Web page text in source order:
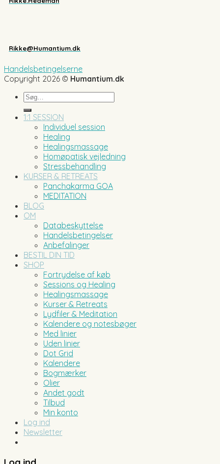
Rikke@Humantium.dk
Handelsbetingelserne
Copyright 2026 © Humantium.dk
Søg
efter:
1:1 SESSION
Individuel session
Healing
Healingsmassage
Homøpatisk vejledning
Stressbehandling
KURSER & RETREATS
Panchakarma GOA
MEDITATION
BLOG
OM
Databeskyttelse
Handelsbetingelser
Anbefalinger
BESTIL DIN TID
SHOP
Fortrydelse af køb
Sessions og Healing
Healingsmassage
Kurser & Retreats
Lydfiler & Meditation
Kalendere og notesbøger
Med linier
Uden linier
Dot Grid
Kalendere
Bogmærker
Olier
Andet godt
Tilbud
Min konto
Log ind
Newsletter